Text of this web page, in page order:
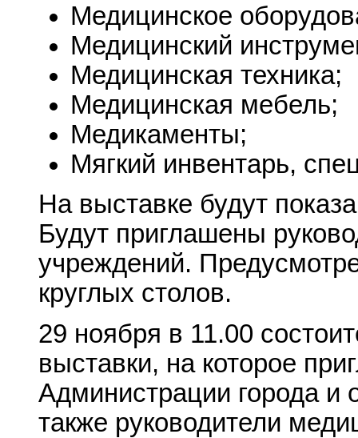
Медицинское
Медицинский
Медицинская техника;
Медицинская мебель;
Медикаменты;
Мягкий инвентарь,
На выставке будут
Будут приглашены
учреждений.
круглых столов.
29 ноября в 11.00
выставки, на которое
Администрации города и
также руководители